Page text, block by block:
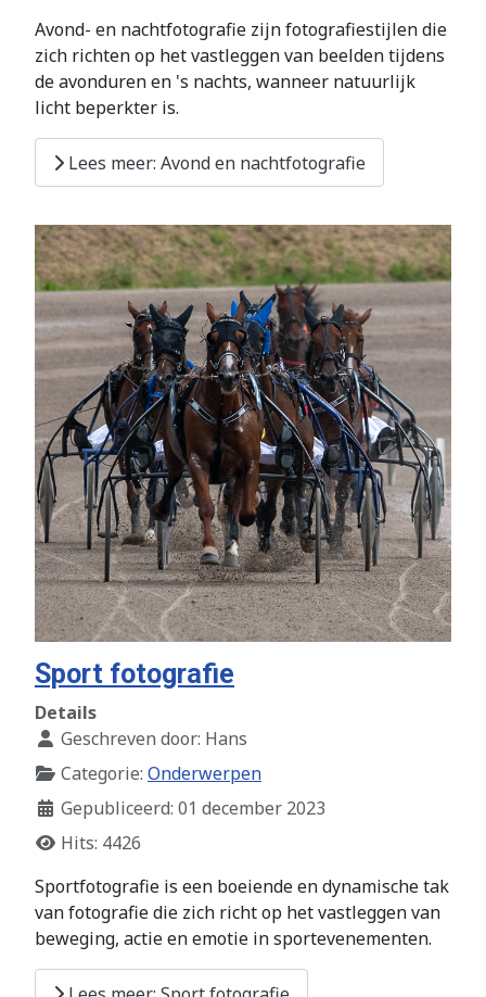
Avond- en nachtfotografie zijn fotografiestijlen die
zich richten op het vastleggen van beelden tijdens
de avonduren en 's nachts, wanneer natuurlijk
licht beperkter is.
Lees meer: Avond en nachtfotografie
Sport fotografie
Details
Geschreven door: Hans
Categorie: Onderwerpen
Gepubliceerd: 01 december 2023
Hits: 4426
Sportfotografie is een boeiende en dynamische tak
van fotografie die zich richt op het vastleggen van
beweging, actie en emotie in sportevenementen.